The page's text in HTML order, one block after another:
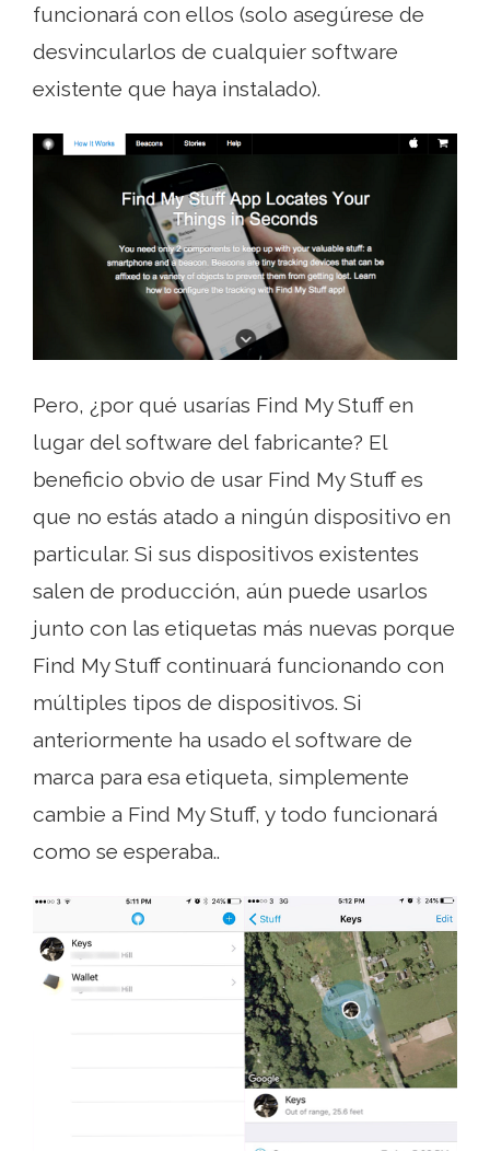
funcionará con ellos (solo asegúrese de
desvincularlos de cualquier software
existente que haya instalado).
Pero, ¿por qué usarías Find My Stuff en
lugar del software del fabricante? El
beneficio obvio de usar Find My Stuff es
que no estás atado a ningún dispositivo en
particular. Si sus dispositivos existentes
salen de producción, aún puede usarlos
junto con las etiquetas más nuevas porque
Find My Stuff continuará funcionando con
múltiples tipos de dispositivos. Si
anteriormente ha usado el software de
marca para esa etiqueta, simplemente
cambie a Find My Stuff, y todo funcionará
como se esperaba..